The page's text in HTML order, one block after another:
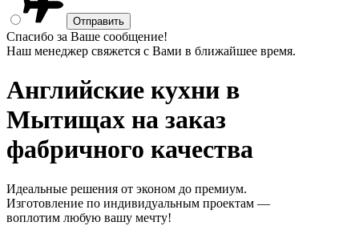
Спасибо за Ваше сообщение!
Наш менеджер свяжется с Вами в ближайшее время.
Английские кухни в
Мытищах на заказ
фабричного качества
Идеальные решения от эконом до премиум.
Изготовление по индивидуальным проектам —
воплотим любую вашу мечту!